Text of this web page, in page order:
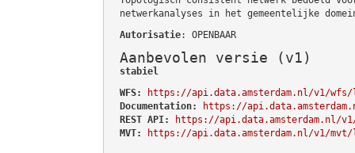
netwerkanalyses in het gemeentelijke
Autorisatie: OPENBAAR
Aanbevolen versie (v1)
stabiel
WFS:
https://api.data.amsterdam.nl/v1/
Documentation:
https://
REST API:
https://api.data.amsterdam.nl/
MVT:
https://api.data.amsterdam.nl/v1/